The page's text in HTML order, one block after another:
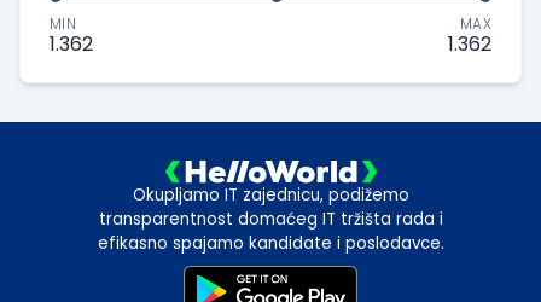
MIN
1.362
MAX
1.362
Okupljamo IT zajednicu, podižemo
transparentnost domaćeg IT tržišta rada i
efikasno spajamo kandidate i poslodavce.